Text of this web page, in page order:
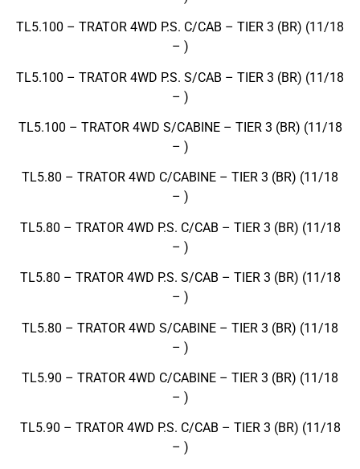
TL5.100 – TRATOR 4WD P.S. C/CAB – TIER 3 (BR) (11/18
– )
TL5.100 – TRATOR 4WD P.S. S/CAB – TIER 3 (BR) (11/18
– )
TL5.100 – TRATOR 4WD S/CABINE – TIER 3 (BR) (11/18
– )
TL5.80 – TRATOR 4WD C/CABINE – TIER 3 (BR) (11/18
– )
TL5.80 – TRATOR 4WD P.S. C/CAB – TIER 3 (BR) (11/18
– )
TL5.80 – TRATOR 4WD P.S. S/CAB – TIER 3 (BR) (11/18
– )
TL5.80 – TRATOR 4WD S/CABINE – TIER 3 (BR) (11/18
– )
TL5.90 – TRATOR 4WD C/CABINE – TIER 3 (BR) (11/18
– )
TL5.90 – TRATOR 4WD P.S. C/CAB – TIER 3 (BR) (11/18
– )